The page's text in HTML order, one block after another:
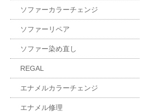
ソファーカラーチェンジ
ソファーリペア
ソファー染め直し
REGAL
エナメルカラーチェンジ
エナメル修理